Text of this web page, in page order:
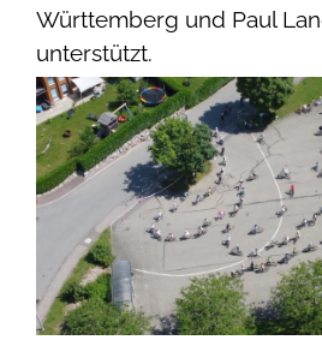
Württemberg und Paul
unterstützt.